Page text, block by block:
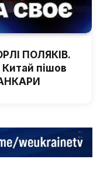
ПОЛЯКІВ.
пішов